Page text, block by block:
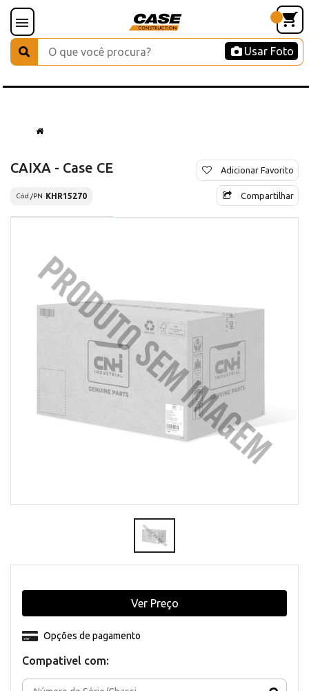
Usar Foto
CAIXA - Case CE
Cód./PN KHR15270
Adicionar Favorito
Compartilhar
Compativel com:
Opções de pagamento
Ver Preço